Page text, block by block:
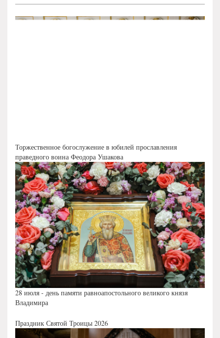
Торжественное богослужение в юбилей прославления
праведного воина Феодора Ушакова
28 июля - день памяти равноапостольного великого князя
Владимира
Праздник Святой Троицы 2026